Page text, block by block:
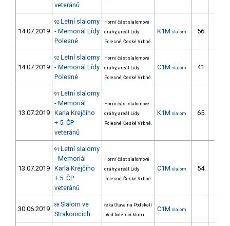
veteránů
14.07.2019
92 Letní slalomy
- Memoriál Lídy
Polesné
Horní část slalomové
dráhy, areál Lídy
Polesné, České Vrbné.
K1M slalom 56.
14.07.2019
92 Letní slalomy
- Memoriál Lídy
Polesné
Horní část slalomové
dráhy, areál Lídy
Polesné, České Vrbné.
C1M slalom 41.
13.07.2019
91 Letní slalomy
- Memoriál
Karla Krejčího
+ 5. ČP
veteránů
Horní část slalomové
dráhy, areál Lídy
Polesné, České Vrbné.
K1M slalom 65.
13.07.2019
91 Letní slalomy
- Memoriál
Karla Krejčího
+ 5. ČP
veteránů
Horní část slalomové
dráhy, areál Lídy
Polesné, České Vrbné.
C1M slalom 54.
30.06.2019 88 Slalom ve
Strakonicích
řeka Otava na Podskalí
před loděnicí klubu
C1M slalom